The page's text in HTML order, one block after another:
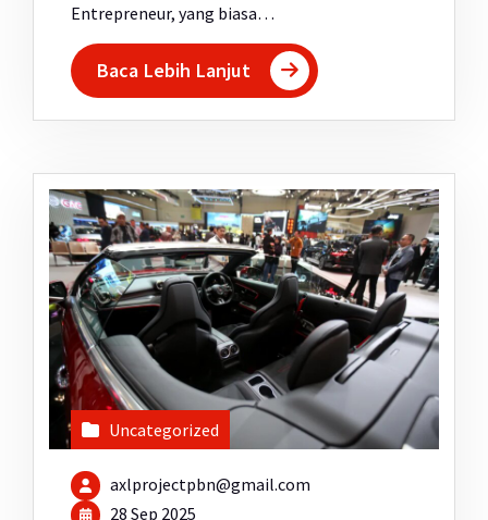
Entrepreneur, yang biasa…
Baca Lebih Lanjut
Uncategorized
axlprojectpbn@gmail.com
28 Sep 2025